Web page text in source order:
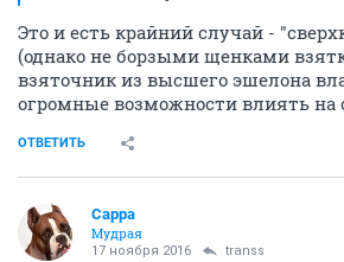
Это и есть крайний случай -
(однако не борзыми щенками
взяточник из высшего эшелона
огромные возможности влиять на
ОТВЕТИТЬ
Сарра
Мудрая
17 ноября 2016 transs